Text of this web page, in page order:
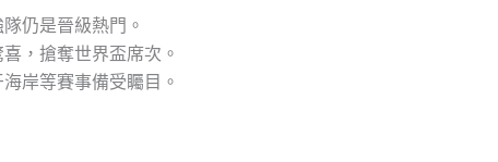
仍是晉級熱門。
，搶奪世界盃席次。
岸等賽事備受矚目。